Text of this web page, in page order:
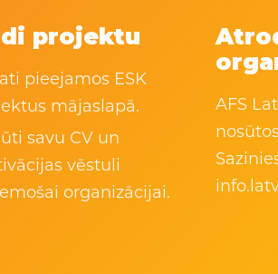
projektu
pieejamos ESK
mājaslapā.
savu CV un
vēstuli
organizācijai.
AFS